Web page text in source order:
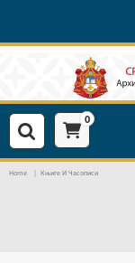
0
Home Књиге И Часописи